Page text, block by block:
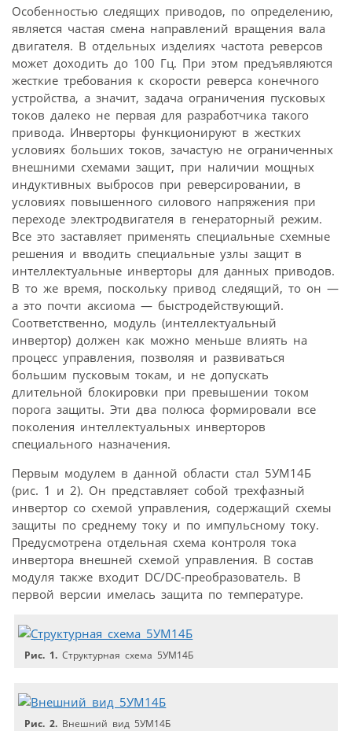
Особенностью следящих приводов, по определению,
является частая смена направлений вращения вала
двигателя. В отдельных изделиях частота реверсов
может доходить до 100 Гц. При этом предъявляются
жесткие требования к скорости реверса конечного
устройства, а значит, задача ограничения пусковых
токов далеко не первая для разработчика такого
привода. Инверторы функционируют в жестких
условиях больших токов, зачастую не ограниченных
внешними схемами защит, при наличии мощных
индуктивных выбросов при реверсировании, в
условиях повышенного силового напряжения при
переходе электродвигателя в генераторный режим.
Все это заставляет применять специальные схемные
решения и вводить специальные узлы защит в
интеллектуальные инверторы для данных приводов.
В то же время, поскольку привод следящий, то он —
а это почти аксиома — быстродействующий.
Соответственно, модуль (интеллектуальный
инвертор) должен как можно меньше влиять на
процесс управления, позволяя и развиваться
большим пусковым токам, и не допускать
длительной блокировки при превышении током
порога защиты. Эти два полюса формировали все
поколения интеллектуальных инверторов
специального назначения.
Первым модулем в данной области стал 5УМ14Б
(рис. 1 и 2). Он представляет собой трехфазный
инвертор со схемой управления, содержащий схемы
защиты по среднему току и по импульсному току.
Предусмотрена отдельная схема контроля тока
инвертора внешней схемой управления. В состав
модуля также входит DC/DC-преобразователь. В
первой версии имелась защита по температуре.
Рис. 1. Структурная схема 5УМ14Б
Рис. 2. Внешний вид 5УМ14Б